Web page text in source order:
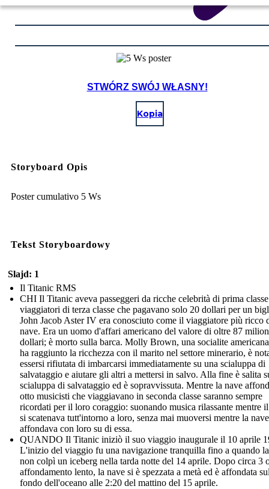
STWÓRZ SWÓJ WŁASNY!
Kopia
Storyboard Opis
Poster cumulativo 5 Ws
Tekst Storyboardowy
Slajd: 1
Il Titanic RMS
CHI Il Titanic aveva passeggeri da ricche celebrità di prima
viaggiatori di terza classe che pagavano solo 20 dollari per un
John Jacob Aster IV era conosciuto come il viaggiatore più ricco
nave. Era un uomo d'affari americano del valore di oltre 87
dollari; è morto sulla barca. Molly Brown, una socialite
ha raggiunto la ricchezza con il marito nel settore minerario, è
essersi rifiutata di imbarcarsi immediatamente su una scialuppa di
salvataggio e aiutare gli altri a mettersi in salvo. Alla fine è salita
scialuppa di salvataggio ed è sopravvissuta. Mentre la nave
otto musicisti che viaggiavano in seconda classe saranno sempre
ricordati per il loro coraggio: suonando musica rilassante mentre
si scatenava tutt'intorno a loro, senza mai muoversi mentre la nave
affondava con loro su di essa.
QUANDO Il Titanic iniziò il suo viaggio inaugurale il 10 aprile
L'inizio del viaggio fu una navigazione tranquilla fino a quando
non colpì un iceberg nella tarda notte del 14 aprile. Dopo circa 3
affondamento lento, la nave si è spezzata a metà ed è affondata
fondo dell'oceano alle 2:20 del mattino del 15 aprile.